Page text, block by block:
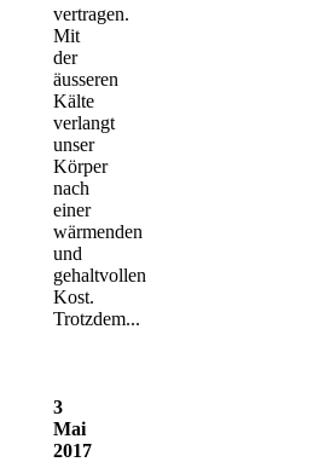
vertragen.
Mit
der
äusseren
Kälte
verlangt
unser
Körper
nach
einer
wärmenden
und
gehaltvollen
Kost.
Trotzdem...
3
Mai
2017